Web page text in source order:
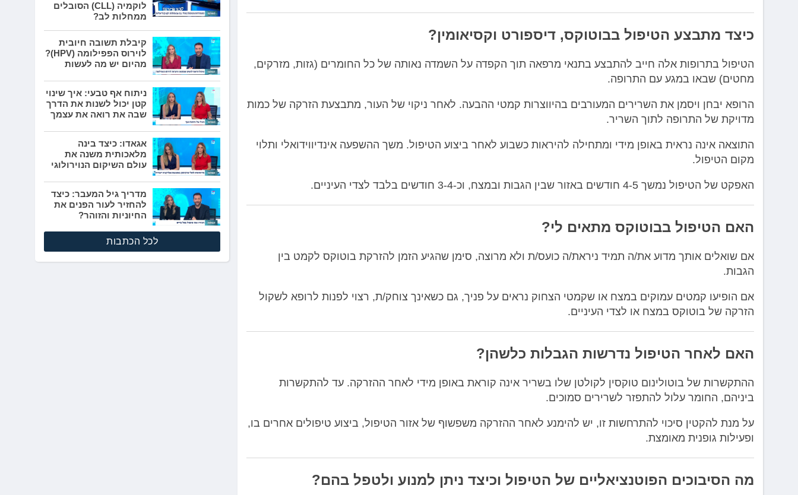
כיצד מתבצע הטיפול בבוטוקס, דיספורט וקסיאומין?
הטיפול בתרופות אלה חייב להתבצע בתנאי מרפאה תוך הקפדה על השמדה נאותה של כל החומרים (גזות, מזרקים,
מחטים) שבאו במגע עם התרופה.
הרופא יבחן ויסמן את השרירים המעורבים בהיווצרות קמטי ההבעה. לאחר ניקוי של העור, מתבצעת הזרקה של כמות
מדויקת של התרופה לתוך השריר.
התוצאה אינה נראית באופן מידי ומתחילה להיראות כשבוע לאחר ביצוע הטיפול. משך ההשפעה אינדיווידואלי ותלוי
מקום הטיפול.
האפקט של הטיפול נמשך 4-5 חודשים באזור שבין הגבות ובמצח, וכ-3-4 חודשים בלבד לצדי העיניים.
האם הטיפול בבוטוקס מתאים לי?
אם שואלים אותך מדוע את/ה תמיד ניראת/ה כועס/ת ולא מרוצה, סימן שהגיע הזמן להזרקת בוטוקס לקמט בין
הגבות.
אם הופיעו קמטים עמוקים במצח או שקמטי הצחוק נראים על פניך, גם כשאינך צוחק/ת, רצוי לפנות לרופא לשקול
הזרקה של בוטוקס במצח או לצדי העיניים.
האם לאחר הטיפול נדרשות הגבלות כלשהן?
ההתקשרות של בוטולינום טוקסין לקולטן שלו בשריר אינה קוראת באופן מידי לאחר ההזרקה. עד להתקשרות
ביניהם, החומר עלול להתפזר לשרירים סמוכים.
על מנת להקטין סיכוי להתרחשות זו, יש להימנע לאחר ההזרקה משפשוף של אזור הטיפול, ביצוע טיפולים אחרים בו,
ופעילות גופנית מאומצת.
מה הסיבוכים הפוטנציאליים של הטיפול וכיצד ניתן למנוע ולטפל בהם?
לוקמיה (CLL) הסובלים
ממחלות לב?
קיבלת תשובה חיובית
לוירוס הפפילומה (HPV)?
מהיום יש מה לעשות
ניתוח אף טבעי: איך שינוי
קטן יכול לשנות את הדרך
שבה את רואה את עצמך
אגאדו: כיצד בינה
מלאכותית משנה את
עולם השיקום הנוירולוגי
מדריך גיל המעבר: כיצד
להחזיר לעור הפנים את
החיוניות והזוהר?
לכל הכתבות